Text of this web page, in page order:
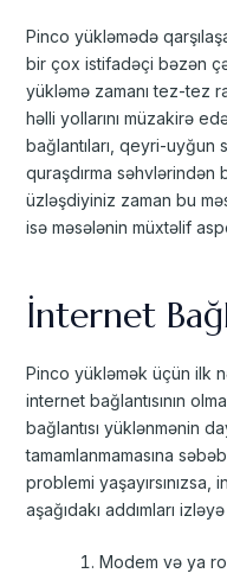
Pinco yükləmədə
bir çox istifadəçi bəzən
yükləmə zamanı tez-tez
həlli yollarını müzakirə
bağlantıları, qeyri-uyğun
quraşdırma səhvlərindən
üzləşdiyiniz zaman bu
isə məsələnin müxtəlif
İnternet
Pinco yükləmək üçün ilk
internet bağlantısının
bağlantısı yüklənmənin
tamamlanmamasına
problemi yaşayırsınızsa,
aşağıdakı addımları
Modem və ya